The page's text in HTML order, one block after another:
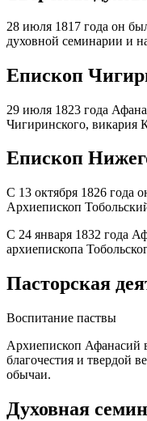
28 июля 1817 года он
духовной семинарии и
Епископ
29 июля 1823 года
Чигиринского, викария
Епископ
С 13 октября 1826 года
Архиепископ
С 24 января 1832 года
архиепископа
Пасторская
Воспитание паствы
Архиепископ Афанасий
благочестия и твердой
обычаи.
Духовная